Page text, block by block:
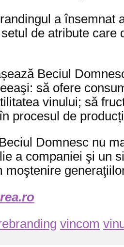
a însemnat
de atribute
Beciul
să ofere
vinului; să
procesul de
Domnesc nu
a companiei şi un
moştenire
vincom